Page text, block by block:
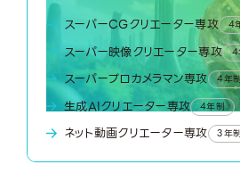
スーパーCGクリエーター専攻 4
スーパー映像クリエーター専攻 4
スーパープロカメラマン専攻 4年
生成AIクリエーター専攻 4年制
ネット動画クリエーター専攻 3年制